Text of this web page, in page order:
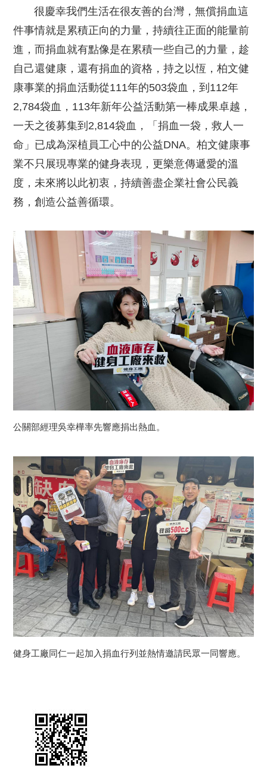
很慶幸我們生活在很友善的台灣，無償捐血這
件事情就是累積正向的力量，持續往正面的能量前
進，而捐血就有點像是在累積一些自己的力量，趁
自己還健康，還有捐血的資格，持之以恆，柏文健
康事業的捐血活動從111年的503袋血，到112年
2,784袋血，113年新年公益活動第一棒成果卓越，
一天之後募集到2,814袋血，「捐血一袋，救人一
命」已成為深植員工心中的公益DNA。柏文健康事
業不只展現專業的健身表現，更樂意傳遞愛的溫
度，未來將以此初衷，持續善盡企業社會公民義
務，創造公益善循環。
公關部經理吳幸樺率先響應捐出熱血。
健身工廠同仁一起加入捐血行列並熱情邀請民眾一同響應。